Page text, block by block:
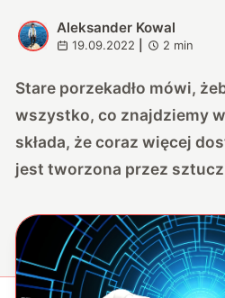
A
Aleksander Kowal
19.09.2022 2 min
Stare porzekadło mówi,
wszystko, co znajdziemy
składa, że coraz więcej
jest tworzona przez